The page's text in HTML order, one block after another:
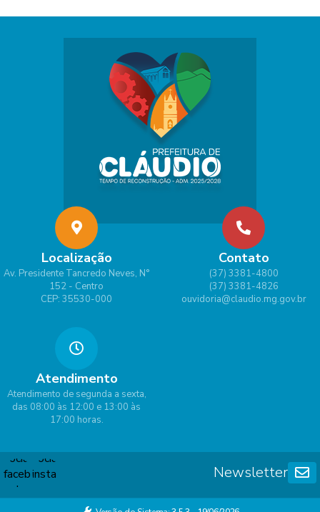
Localização
Av. Presidente Tancredo Neves, N°
152 - Centro
CEP: 35530-000
Contato
(37) 3381-4800
(37) 3381-4826
ouvidoria@claudio.mg.gov.br
Atendimento
Atendimento de segunda a sexta,
das 08:00 às 12:00 e 13:00 às
17:00 horas.
Newsletter